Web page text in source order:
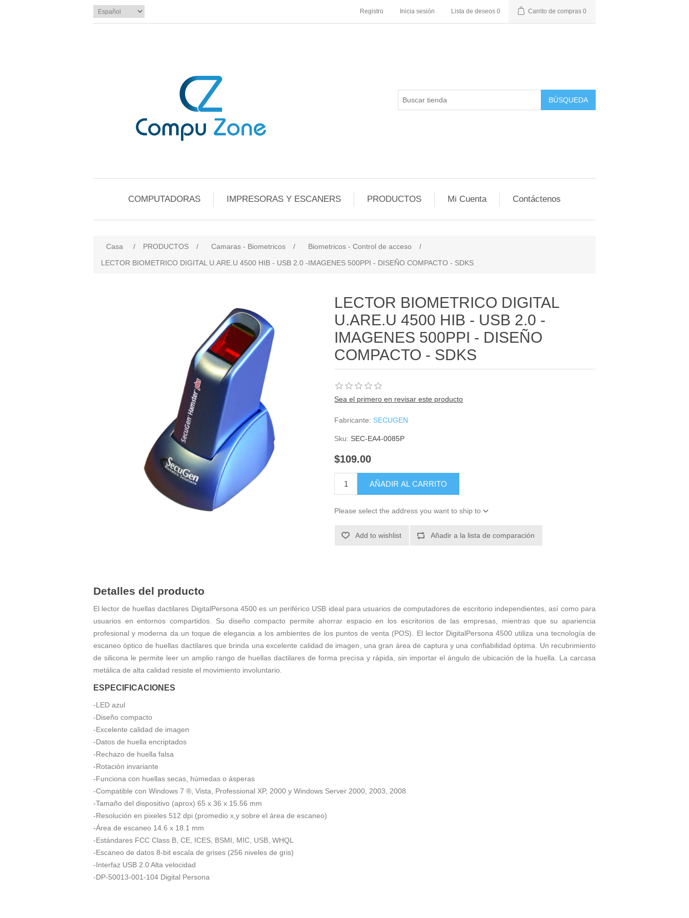
Registro Inicia sesión Lista de deseos 0 Carrito de compras 0
BÚSQUEDA
COMPUTADORAS IMPRESORAS Y ESCANERS PRODUCTOS Mi Cuenta Contáctenos
Casa / PRODUCTOS / Camaras - Biometricos / Biometricos - Control de acceso
/
LECTOR BIOMETRICO DIGITAL U.ARE.U 4500 HIB - USB 2.0 -IMAGENES 500PPI - DISEÑO COMPACTO - SDKS
LECTOR BIOMETRICO DIGITAL
U.ARE.U 4500 HIB - USB 2.0 -
IMAGENES 500PPI - DISEÑO
COMPACTO - SDKS
Sea el primero en revisar este producto
Fabricante: SECUGEN
Sku: SEC-EA4-0085P
$109.00
AÑADIR AL CARRITO
Please select the address you want to ship to
Add to wishlist Añadir a la lista de comparación
Detalles del producto
El lector de huellas dactilares DigitalPersona 4500 es un periférico USB ideal para usuarios de computadores de escritorio independientes, así como para
usuarios en entornos compartidos. Su diseño compacto permite ahorrar espacio en los escritorios de las empresas, mientras que su apariencia
profesional y moderna da un toque de elegancia a los ambientes de los puntos de venta (POS). El lector DigitalPersona 4500 utiliza una tecnología de
escaneo óptico de huellas dactilares que brinda una excelente calidad de imagen, una gran área de captura y una confiabilidad óptima. Un recubrimiento
de silicona le permite leer un amplio rango de huellas dactilares de forma precisa y rápida, sin importar el ángulo de ubicación de la huella. La carcasa
metálica de alta calidad resiste el movimiento involuntario.
ESPECIFICACIONES
-LED azul
-Diseño compacto
-Excelente calidad de imagen
-Datos de huella encriptados
-Rechazo de huella falsa
-Rotación invariante
-Funciona con huellas secas, húmedas o ásperas
-Compatible con Windows 7 ®, Vista, Professional XP, 2000 y Windows Server 2000, 2003, 2008
-Tamaño del dispositivo (aprox) 65 x 36 x 15.56 mm
-Resolución en pixeles 512 dpi (promedio x,y sobre el área de escaneo)
-Área de escaneo 14.6 x 18.1 mm
-Estándares FCC Class B, CE, ICES, BSMI, MIC, USB, WHQL
-Escaneo de datos 8-bit escala de grises (256 niveles de gris)
-Interfaz USB 2.0 Alta velocidad
-DP-50013-001-104 Digital Persona